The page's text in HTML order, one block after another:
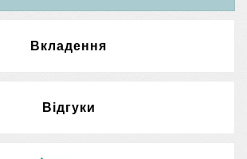
Вкладення
Відгуки